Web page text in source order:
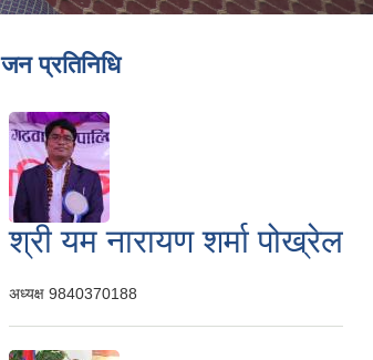
जन प्रतिनिधि
श्री यम नारायण शर्मा पोख्रेल
अध्यक्ष 9840370188